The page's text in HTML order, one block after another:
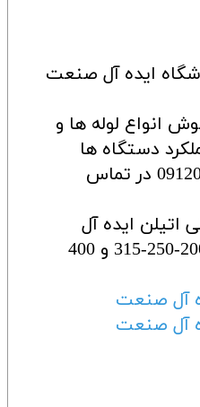
ایده آل صنعت
انواع لوله ها و
دستگاه ها
میتوانید با شماره 09120332577 در تماس
اتیلن ایده آل
صنعت در سایز های 160-200-250-315 و 400